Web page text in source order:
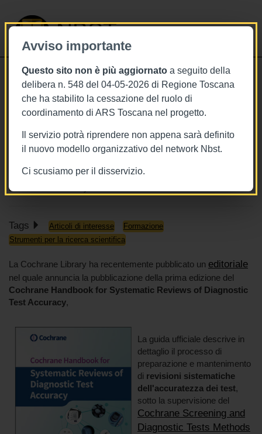
Avviso importante
Questo sito non è più aggiornato a seguito della
delibera n. 548 del 04-05-2026 di Regione Toscana
che ha stabilito la cessazione del ruolo di
coordinamento di ARS Toscana nel progetto.
Il servizio potrà riprendere non appena sarà definito
il nuovo modello organizzativo del network Nbst.
Ci scusiamo per il disservizio.
NBST
12/8/2023
Online il manuale Cochrane delle
revisioni sistematiche
sull'accuratezza dei test diagnostici
www.cochranelibrary.com
Tags Articoli di interesse
Formazione
Strumenti per la ricerca scientifica
La Cochrane Library ha recentemente pubblicato un editoriale
nel quale annuncia la pubblicazione della prima edizione del
Cochrane Handbook for Systematic Reviews of Diagnostic
Test Accuracy,
La guida ufficiale descrive in
dettaglio il processo di
preparazione e mantenimento
di revisioni sistematiche
dell'accuratezza dei test,
sotto la supervisione del
Cochrane Screening and
Diagnostic Tests Methods